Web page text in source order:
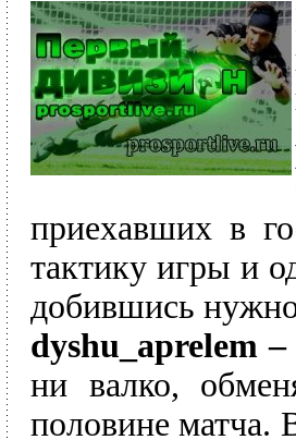
приехавших в
тактику игры и
добившись
dyshu_aprelem
ни валко,
половине матча.